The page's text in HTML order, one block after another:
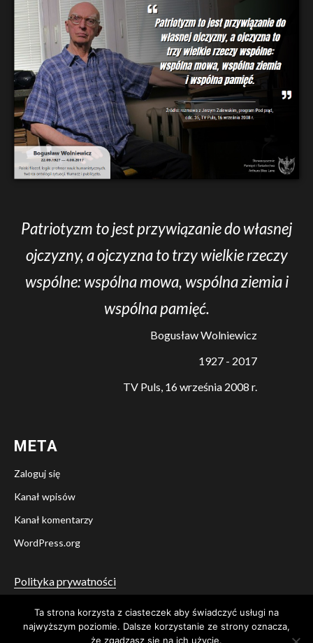
Patriotyzm to jest przywiązanie do własnej
ojczyzny, a ojczyzna to trzy wielkie rzeczy
wspólne: wspólna mowa, wspólna ziemia i
wspólna pamięć.
Bogusław Wolniewicz
1927 - 2017
TV Puls, 16 września 2008 r.
META
Zaloguj się
Kanał wpisów
Kanał komentarzy
WordPress.org
Polityka prywatności
TwitterFacebook
YouTubeInstagram
Ta strona korzysta z ciasteczek aby świadczyć usługi na
najwyższym poziomie. Dalsze korzystanie ze strony oznacza,
że zgadzasz się na ich użycie.